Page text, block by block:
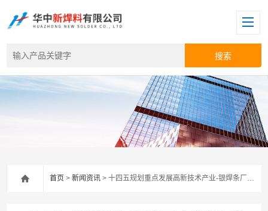
首页 >新闻资讯 > 十四五规划重点发展高新技术产业-银焊条厂家大有可为